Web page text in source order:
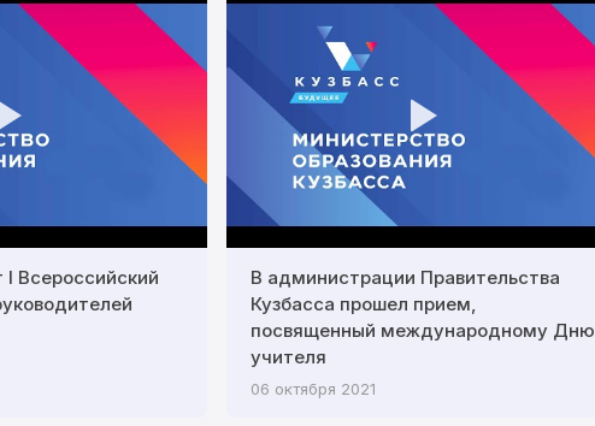
I Всероссийский
В администрации Правительства
Кузбасса прошел прием,
посвященный международному Дню
учителя
06 октября 2021